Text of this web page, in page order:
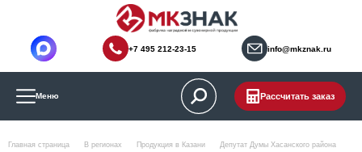
info@mkznak.ru
+7 495 212-23-15
Меню Рассчитать заказ
Главная страница В регионах Продукция в Казани Депутат Думы Хасанского района